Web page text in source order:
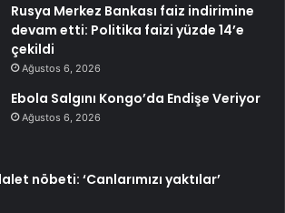
Rusya Merkez Bankası faiz indirimine
devam etti: Politika faizi yüzde 14’e
çekildi
Ağustos 6, 2026
Ebola Salgını Kongo’da Endişe Veriyor
Ağustos 6, 2026
nöbeti: ‘Canlarımızı yaktılar’